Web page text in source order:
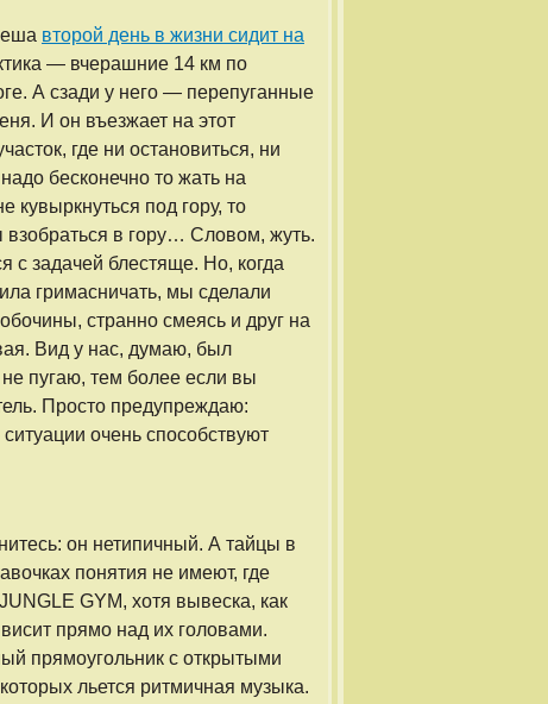
второй день в жизни сидит на
— вчерашние 14 км по
А сзади у него — перепуганные
И он въезжает на этот
где ни остановиться, ни
бесконечно то жать на
кувыркнуться под гору, то
взобраться в гору… Словом, жуть.
с задачей блестяще. Но, когда
гримасничать, мы сделали
странно смеясь и друг на
Вид у нас, думаю, был
пугаю, тем более если вы
Просто предупреждаю:
очень способствуют
он нетипичный. А тайцы в
понятия не имеют, где
GYM, хотя вывеска, как
прямо над их головами.
прямоугольник с открытыми
льется ритмичная музыка.